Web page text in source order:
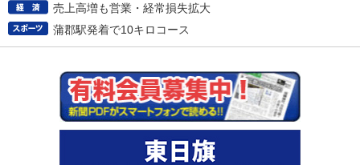
売上高増も営業・経常損失拡大
蒲郡駅発着で10キロコース